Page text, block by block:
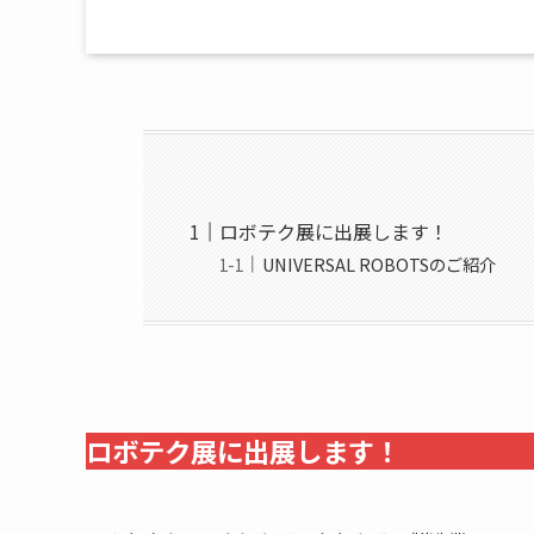
ロボテク展に出展します！
UNIVERSAL ROBOTSのご紹介
ロボテク展に出展します！